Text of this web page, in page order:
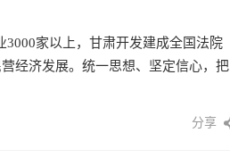
3000家以上，甘肃开发建成全国法院
经济发展。统一思想、坚定信心，把
分享